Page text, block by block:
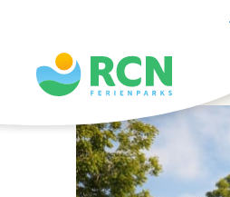
springen
springen
springen
springen